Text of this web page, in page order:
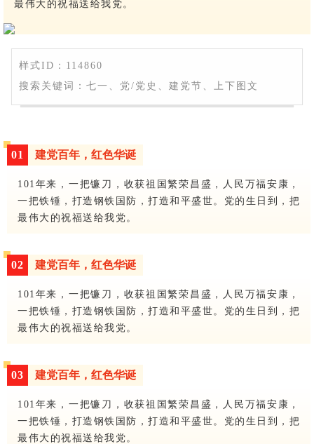
最伟大的祝福送给我党。
样式ID：114860
搜索关键词：七一、党/党史、建党节、上下图文
01 建党百年，红色华诞
101年来，一把镰刀，收获祖国繁荣昌盛，人民万福安康，
一把铁锤，打造钢铁国防，打造和平盛世。党的生日到，把
最伟大的祝福送给我党。
02 建党百年，红色华诞
101年来，一把镰刀，收获祖国繁荣昌盛，人民万福安康，
一把铁锤，打造钢铁国防，打造和平盛世。党的生日到，把
最伟大的祝福送给我党。
03 建党百年，红色华诞
101年来，一把镰刀，收获祖国繁荣昌盛，人民万福安康，
一把铁锤，打造钢铁国防，打造和平盛世。党的生日到，把
最伟大的祝福送给我党。